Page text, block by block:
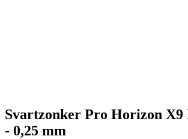
Svartzonker Pro Horizon X9
- 0,25 mm